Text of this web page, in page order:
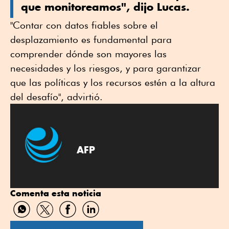
que monitoreamos", dijo Lucas.
"Contar con datos fiables sobre el
desplazamiento es fundamental para
comprender dónde son mayores las
necesidades y los riesgos, y para garantizar
que las políticas y los recursos estén a la altura
del desafío", advirtió.
AFP
Comenta esta noticia
Compartir
por
Compartir
por
Compartir
por
Compartir
por